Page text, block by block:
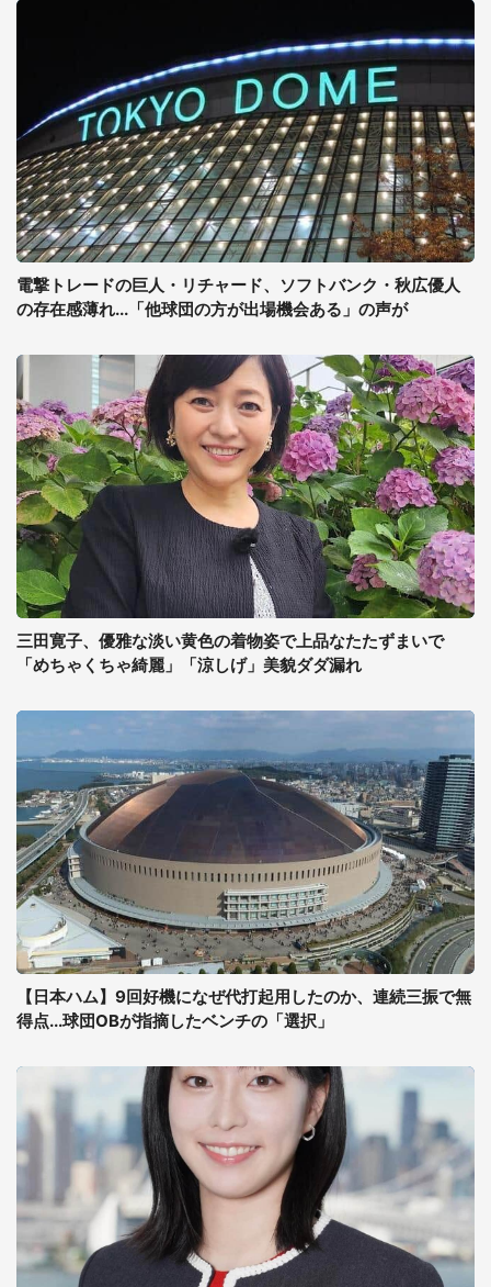
電撃トレードの巨人・リチャード、ソフトバンク・秋広優人
の存在感薄れ...「他球団の方が出場機会ある」の声が
三田寛子、優雅な淡い黄色の着物姿で上品なたたずまいで
「めちゃくちゃ綺麗」「涼しげ」美貌ダダ漏れ
【日本ハム】9回好機になぜ代打起用したのか、連続三振で無
得点...球団OBが指摘したベンチの「選択」